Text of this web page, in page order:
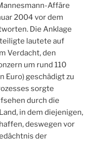
Affäre
2004 vor dem
Die Anklage
lautete auf
Verdacht, den
um rund 110
Euro) geschädigt zu
sorgte
durch die
in dem diejenigen,
deswegen vor
der